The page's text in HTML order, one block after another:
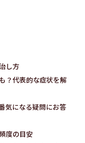
し方
？代表的な症状を解
気になる疑問にお答
度の目安